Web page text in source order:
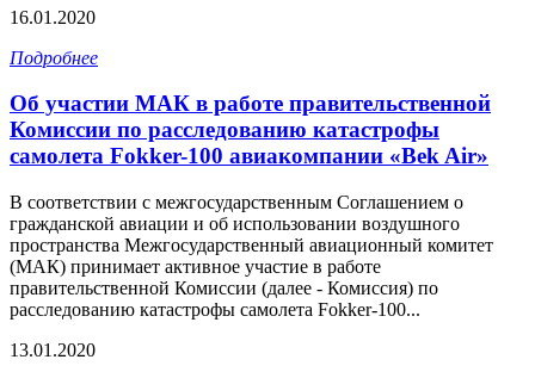
16.01.2020
Подробнее
Об участии МАК в работе правительственной
Комиссии по расследованию катастрофы
самолета Fokker-100 авиакомпании «Bek Air»
В соответствии с межгосударственным Соглашением о
гражданской авиации и об использовании воздушного
пространства Межгосударственный авиационный комитет
(МАК) принимает активное участие в работе
правительственной Комиссии (далее - Комиссия) по
расследованию катастрофы самолета Fokker-100...
13.01.2020